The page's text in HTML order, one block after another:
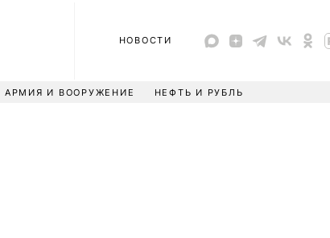
НОВОСТИ
АРМИЯ И ВООРУЖЕНИЕ НЕФТЬ И РУБЛЬ